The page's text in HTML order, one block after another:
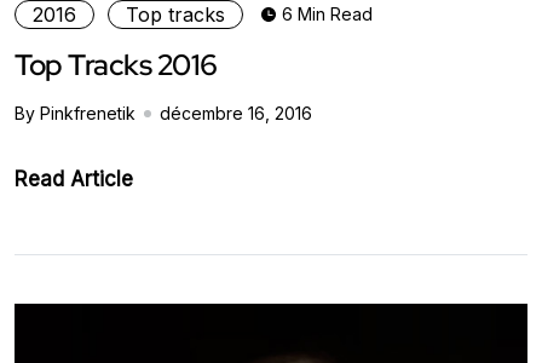
2016 Top tracks 6 Min Read
Top Tracks 2016
By Pinkfrenetik décembre 16, 2016
Read Article